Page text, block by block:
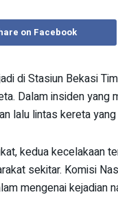
on Facebook
di Stasiun Bekasi
Dalam insiden
lalu lintas kereta
kedua kecelakaan
sekitar. Komisi
mengenai kejadian